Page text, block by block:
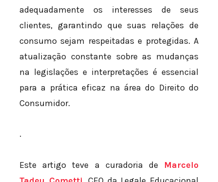
adequadamente os interesses de seus
clientes, garantindo que suas relações de
consumo sejam respeitadas e protegidas. A
atualização constante sobre as mudanças
na legislações e interpretações é essencial
para a prática eficaz na área do Direito do
Consumidor.
.
Este artigo teve a curadoria de Marcelo